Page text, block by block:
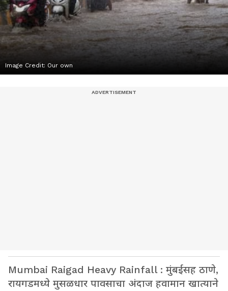
Image Credit: Our own
Mumbai Raigad Heavy Rainfall : मुंबईसह ठाणे,
रायगडमध्ये मुसळधार पावसाचा अंदाज हवामान खात्याने